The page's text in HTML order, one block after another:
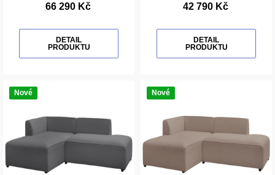
66 290 Kč
DETAIL
PRODUKTU
42 790 Kč
DETAIL
PRODUKTU
Nové Nové